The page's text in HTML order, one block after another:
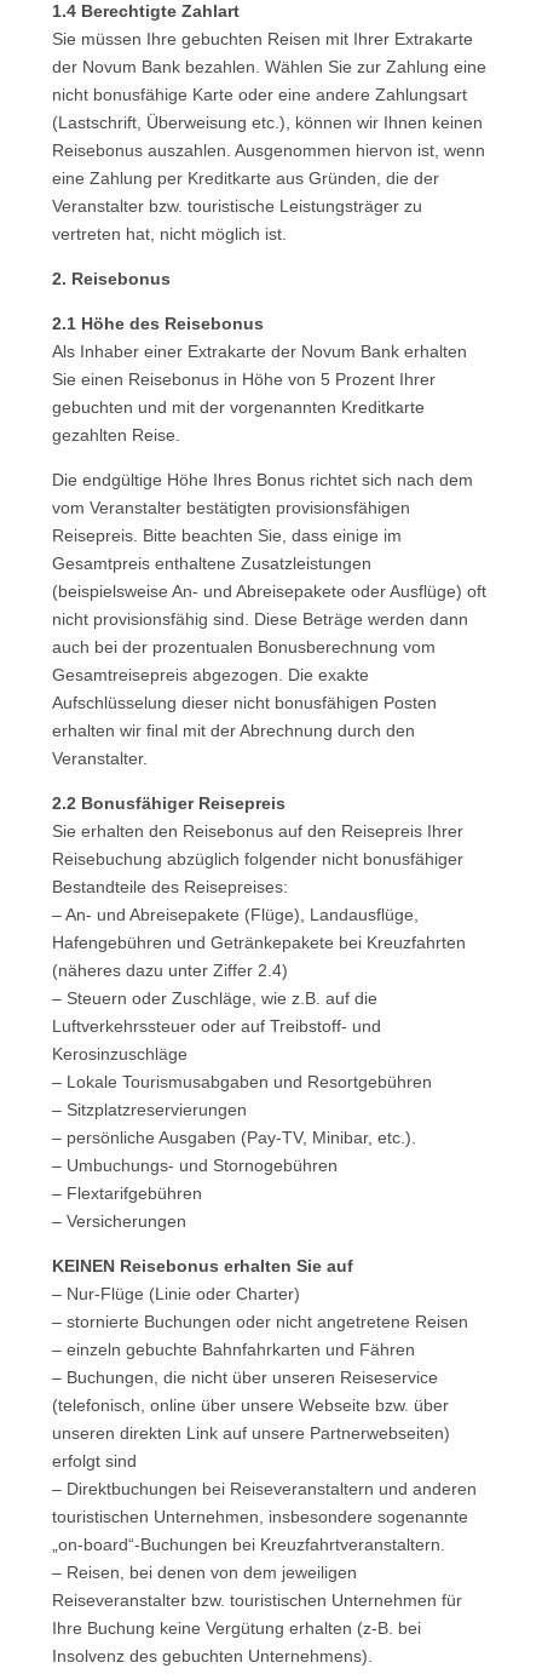
1.4 Berechtigte Zahlart
Sie müssen Ihre gebuchten Reisen mit Ihrer Extrakarte
der Novum Bank bezahlen. Wählen Sie zur Zahlung eine
nicht bonusfähige Karte oder eine andere Zahlungsart
(Lastschrift, Überweisung etc.), können wir Ihnen keinen
Reisebonus auszahlen. Ausgenommen hiervon ist, wenn
eine Zahlung per Kreditkarte aus Gründen, die der
Veranstalter bzw. touristische Leistungsträger zu
vertreten hat, nicht möglich ist.
2. Reisebonus
2.1 Höhe des Reisebonus
Als Inhaber einer Extrakarte der Novum Bank erhalten
Sie einen Reisebonus in Höhe von 5 Prozent Ihrer
gebuchten und mit der vorgenannten Kreditkarte
gezahlten Reise.
Die endgültige Höhe Ihres Bonus richtet sich nach dem
vom Veranstalter bestätigten provisionsfähigen
Reisepreis. Bitte beachten Sie, dass einige im
Gesamtpreis enthaltene Zusatzleistungen
(beispielsweise An- und Abreisepakete oder Ausflüge) oft
nicht provisionsfähig sind. Diese Beträge werden dann
auch bei der prozentualen Bonusberechnung vom
Gesamtreisepreis abgezogen. Die exakte
Aufschlüsselung dieser nicht bonusfähigen Posten
erhalten wir final mit der Abrechnung durch den
Veranstalter.
2.2 Bonusfähiger Reisepreis
Sie erhalten den Reisebonus auf den Reisepreis Ihrer
Reisebuchung abzüglich folgender nicht bonusfähiger
Bestandteile des Reisepreises:
– An- und Abreisepakete (Flüge), Landausflüge,
Hafengebühren und Getränkepakete bei Kreuzfahrten
(näheres dazu unter Ziffer 2.4)
– Steuern oder Zuschläge, wie z.B. auf die
Luftverkehrssteuer oder auf Treibstoff- und
Kerosinzuschläge
– Lokale Tourismusabgaben und Resortgebühren
– Sitzplatzreservierungen
– persönliche Ausgaben (Pay-TV, Minibar, etc.).
– Umbuchungs- und Stornogebühren
– Flextarifgebühren
– Versicherungen
KEINEN Reisebonus erhalten Sie auf
– Nur-Flüge (Linie oder Charter)
– stornierte Buchungen oder nicht angetretene Reisen
– einzeln gebuchte Bahnfahrkarten und Fähren
– Buchungen, die nicht über unseren Reiseservice
(telefonisch, online über unsere Webseite bzw. über
unseren direkten Link auf unsere Partnerwebseiten)
erfolgt sind
– Direktbuchungen bei Reiseveranstaltern und anderen
touristischen Unternehmen, insbesondere sogenannte
„on-board“-Buchungen bei Kreuzfahrtveranstaltern.
– Reisen, bei denen von dem jeweiligen
Reiseveranstalter bzw. touristischen Unternehmen für
Ihre Buchung keine Vergütung erhalten (z-B. bei
Insolvenz des gebuchten Unternehmens).